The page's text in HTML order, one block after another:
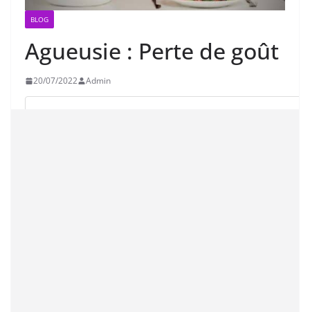
BLOG
Agueusie : Perte de goût
20/07/2022 Admin